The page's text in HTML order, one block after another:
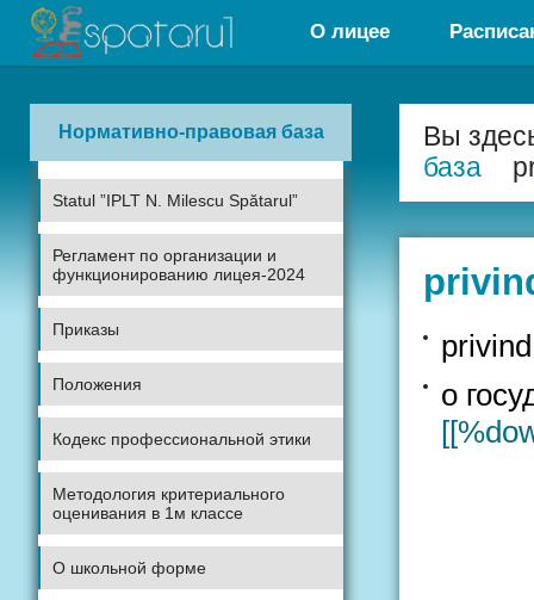
О лицее
Нормативно-правовая база
Statul ”IPLT N. Milescu Spătarul”
Регламент по организации и
функционированию лицея-2024
Приказы
Положения
Кодекс профессиональной этики
Методология критериального
оценивания в 1м классе
О школьной форме
Вы
база
о